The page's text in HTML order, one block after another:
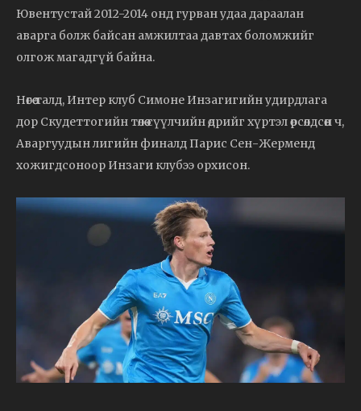
Ювентустай 2012-2014 онд гурван удаа дараалан
аварга болж байсан амжилтаа давтах боломжийг
олгож магадгүй байна.
Нөгөө талд, Интер клуб Симоне Инзагигийн удирдлага
дор Скудеттогийн төлөө сүүлчийн өдрийг хүртэл өрсөлдсөн ч,
Аваргуудын лигийн финалд Парис Сен-Жерменд
хожигдсоноор Инзаги клубээ орхисон.